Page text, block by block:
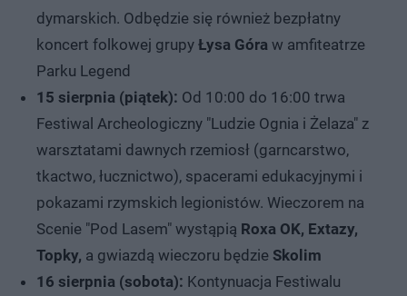
dymarskich. Odbędzie się również bezpłatny
koncert folkowej grupy Łysa Góra w amfiteatrze
Parku Legend
15 sierpnia (piątek): Od 10:00 do 16:00 trwa
Festiwal Archeologiczny "Ludzie Ognia i Żelaza" z
warsztatami dawnych rzemiosł (garncarstwo,
tkactwo, łucznictwo), spacerami edukacyjnymi i
pokazami rzymskich legionistów. Wieczorem na
Scenie "Pod Lasem" wystąpią Roxa OK, Extazy,
Topky, a gwiazdą wieczoru będzie Skolim
16 sierpnia (sobota): Kontynuacja Festiwalu